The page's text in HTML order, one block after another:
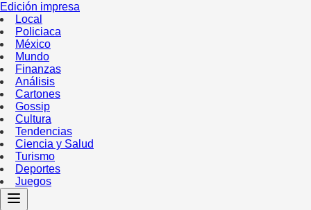
Edición impresa
Local
Policiaca
México
Mundo
Finanzas
Análisis
Cartones
Gossip
Cultura
Tendencias
Ciencia y Salud
Turismo
Deportes
Juegos